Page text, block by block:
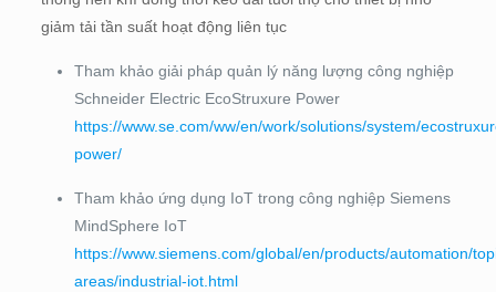
giảm tải tần suất hoạt động liên tục
Tham khảo giải pháp quản lý năng lượng công nghiệp
Schneider Electric EcoStruxure Power
https://www.se.com/ww/en/work/solutions/system/
power/
Tham khảo ứng dụng IoT trong công nghiệp Siemens
MindSphere IoT
https://www.siemens.com/global/en/products/automation/
areas/industrial-iot.html